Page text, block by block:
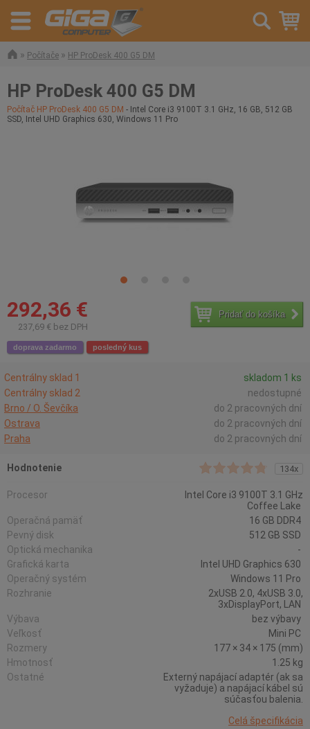
» Počítače » HP ProDesk 400 G5 DM
HP ProDesk 400 G5 DM
Počítač HP ProDesk 400 G5 DM - Intel Core i3 9100T 3.1 GHz, 16 GB, 512 GB
SSD, Intel UHD Graphics 630, Windows 11 Pro
292,36 €
237,69 € bez DPH
Pridať do košíka
doprava zadarmo posledný kus
Centrálny sklad 1
skladom 1 ks
Centrálny sklad 2
nedostupné
Brno / O. Ševčíka
do 2 pracovných dní
Ostrava
do 2 pracovných dní
Praha
do 2 pracovných dní
Hodnotenie 134x
Procesor
Intel Core i3 9100T 3.1 GHz
Coffee Lake
Operačná pamäť
16 GB DDR4
Pevný disk
512 GB SSD
Optická mechanika
-
Grafická karta
Intel UHD Graphics 630
Operačný systém
Windows 11 Pro
Rozhranie
2xUSB 2.0, 4xUSB 3.0,
3xDisplayPort, LAN
Výbava
bez výbavy
Veľkosť
Mini PC
Rozmery
177 × 34 × 175 (mm)
Hmotnosť
1.25 kg
Ostatné
Externý napájací adaptér (ak sa
vyžaduje) a napájací kábel sú
súčasťou balenia.
Celá špecifikácia